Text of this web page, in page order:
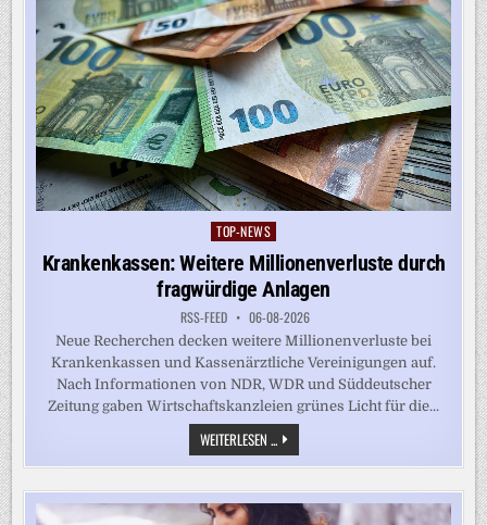
Posted
TOP-NEWS
Krankenkassen: Weitere Millionenverluste durch
fragwürdige Anlagen
RSS-FEED 06-08-2026
Neue Recherchen decken weitere Millionenverluste bei
Krankenkassen und Kassenärztliche Vereinigungen auf.
Nach Informationen von NDR, WDR und Süddeutscher
Zeitung gaben Wirtschaftskanzleien grünes Licht für die...
WEITERLESEN ... KRANKENKASSEN:
WEITERE
MILLIONENVERLUSTE
FRAGWÜRDIGE
ANLAGEN